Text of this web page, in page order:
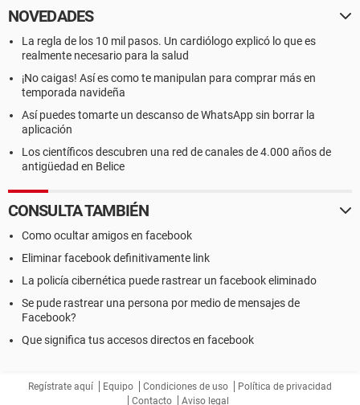
NOVEDADES
La regla de los 10 mil pasos. Un cardiólogo explicó lo que es
realmente necesario para la salud
¡No caigas! Así es como te manipulan para comprar más en
temporada navideña
Así puedes tomarte un descanso de WhatsApp sin borrar la
aplicación
Los científicos descubren una red de canales de 4.000 años de
antigüedad en Belice
CONSULTA TAMBIÉN
Como ocultar amigos en facebook
Eliminar facebook definitivamente link
La policía cibernética puede rastrear un facebook eliminado
Se pude rastrear una persona por medio de mensajes de
Facebook?
Que significa tus accesos directos en facebook
Regístrate aquí Equipo Condiciones de uso
Política de privacidad
Contacto
Aviso legal